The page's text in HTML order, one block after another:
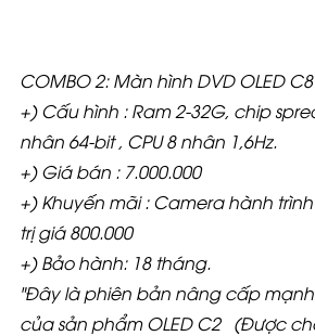
COMBO 2: Màn hình DVD OLED C8
+) Cấu hình : Ram 2-32G, chip
nhân 64-bit , CPU 8 nhân 1,6Hz.
+) Giá bán : 7.000.000
+) Khuyến mãi : Camera hành
trị giá 800.000
+) Bảo hành: 18 tháng.
"Đây là phiên bản nâng cấp
của sản phẩm OLED C2 (Được